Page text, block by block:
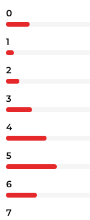
0
1
2
3
4
5
6
7